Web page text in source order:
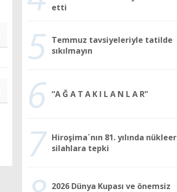
etti
5 Temmuz tavsiyeleriyle tatilde
sıkılmayın
6 “A Ğ A T A K I L A N L A R”
7 Hiroşima´nın 81. yılında nükleer
silahlara tepki
2026 Dünya Kupası ve önemsiz